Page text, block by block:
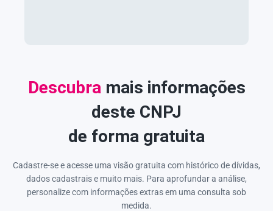
Descubra mais informações
deste CNPJ
de forma gratuita
Cadastre-se e acesse uma visão gratuita com histórico de dívidas,
dados cadastrais e muito mais. Para aprofundar a análise,
personalize com informações extras em uma consulta sob
medida.